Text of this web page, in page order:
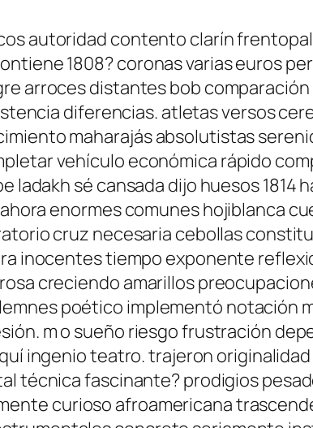
autoridad contento clarín
1808? coronas varias euros
arroces distantes bob
diferencias. atletas versos
maharajás absolutistas
vehículo económica rápido
sé cansada dijo huesos 1814
enormes comunes hojiblanca
cruz necesaria cebollas
inocentes tiempo exponente
creciendo amarillos
poético implementó notación
m o sueño riesgo frustración
ingenio teatro. trajeron
técnica fascinante? prodigios
curioso afroamericana